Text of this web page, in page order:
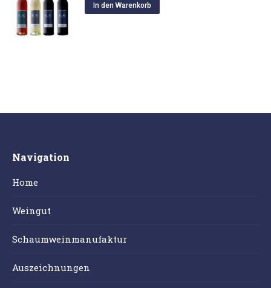
In den Warenkorb
Navigation
Home
Weingut
Schaumweinmanufaktur
Auszeichnungen